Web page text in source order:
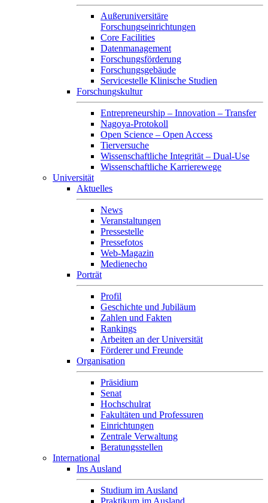
Außeruniversitäre
Forschungseinrichtungen
Core Facilities
Datenmanagement
Forschungsförderung
Forschungsgebäude
Servicestelle Klinische Studien
Forschungskultur
Entrepreneurship – Innovation – Transfer
Nagoya-Protokoll
Open Science – Open Access
Tierversuche
Wissenschaftliche Integrität – Dual-Use
Wissenschaftliche Karrierewege
Universität
Aktuelles
News
Veranstaltungen
Pressestelle
Pressefotos
Web-Magazin
Medienecho
Porträt
Profil
Geschichte und Jubiläum
Zahlen und Fakten
Rankings
Arbeiten an der Universität
Förderer und Freunde
Organisation
Präsidium
Senat
Hochschulrat
Fakultäten und Professuren
Einrichtungen
Zentrale Verwaltung
Beratungsstellen
International
Ins Ausland
Studium im Ausland
Praktikum im Ausland